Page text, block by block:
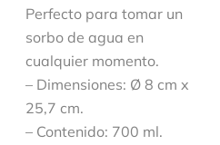
Perfecto para tomar un
sorbo de agua en
cualquier momento.
– Dimensiones: Ø 8 cm x
25,7 cm.
– Contenido: 700 ml.